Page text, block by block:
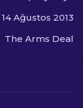
14 Ağustos 2013
The Arms Deal